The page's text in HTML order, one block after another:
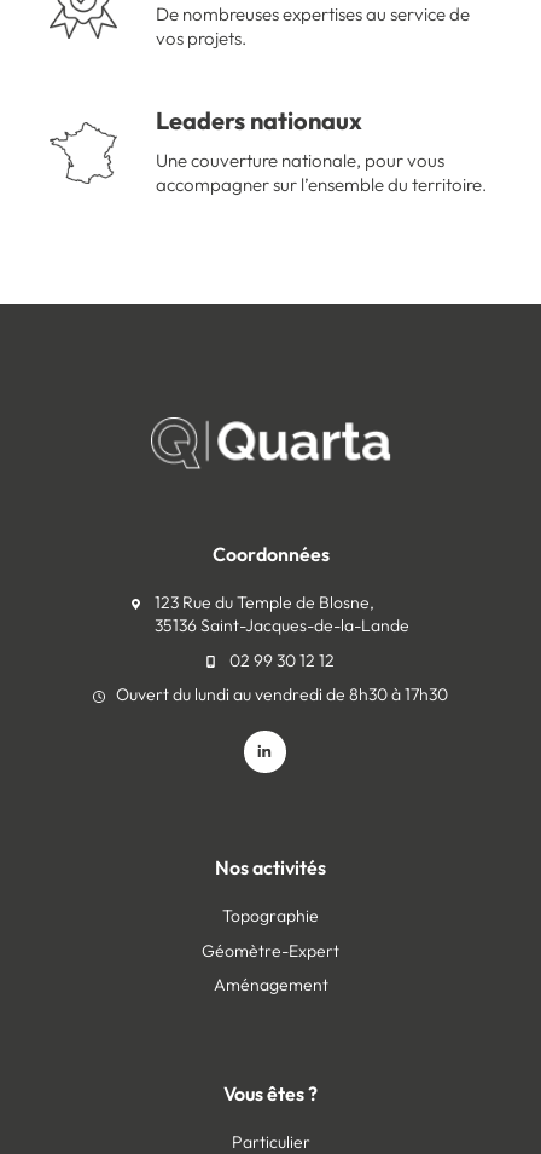
De nombreuses expertises au service de
vos projets.
Leaders nationaux
Une couverture nationale, pour vous
accompagner sur l’ensemble du territoire.
Coordonnées
123 Rue du Temple de Blosne,
35136 Saint-Jacques-de-la-Lande
02 99 30 12 12
Ouvert du lundi au vendredi de 8h30 à 17h30
Nos activités
Topographie
Géomètre-Expert
Aménagement
Vous êtes ?
Particulier